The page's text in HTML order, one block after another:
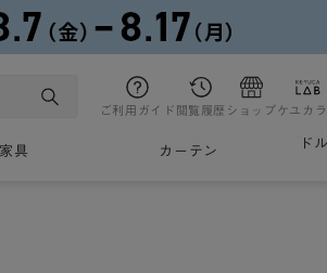
ご利用ガイド 閲覧履歴 ショップケユカ
家具 カーテン
ド